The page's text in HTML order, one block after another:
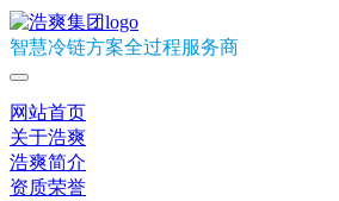
智慧冷链方案全过程服务商
网站首页
关于浩爽
浩爽简介
资质荣誉